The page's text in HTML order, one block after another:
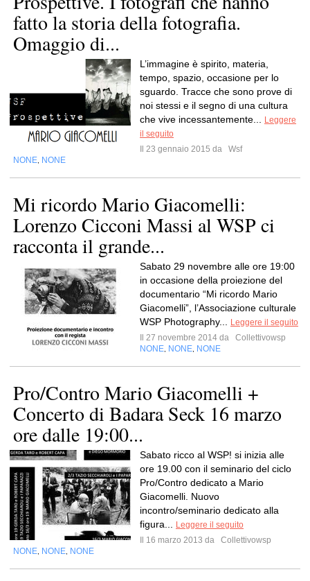
fatto la storia della fotografia.
Omaggio di...
L’immagine è spirito, materia,
tempo, spazio, occasione per lo
sguardo. Tracce che sono prove di
noi stessi e il segno di una cultura
che vive incessantemente...
Leggere
il seguito
Il 23 gennaio 2015 da
Wsf
NONE NONE
Mi ricordo Mario Giacomelli:
Lorenzo Cicconi Massi al WSP ci
racconta il grande...
Sabato 29 novembre alle ore 19:00
in occasione della proiezione del
documentario “Mi ricordo Mario
Giacomelli”, l’Associazione culturale
WSP Photography...
Leggere il seguito
Il 27 novembre 2014 da
Collettivowsp
NONE NONE NONE
Pro/Contro Mario Giacomelli +
Concerto di Badara Seck 16 marzo
ore dalle 19:00...
Sabato ricco al WSP! si inizia alle
ore 19.00 con il seminario del ciclo
Pro/Contro dedicato a Mario
Giacomelli. Nuovo
incontro/seminario dedicato alla
figura...
Leggere il seguito
Il 16 marzo 2013 da
Collettivowsp
NONE NONE NONE